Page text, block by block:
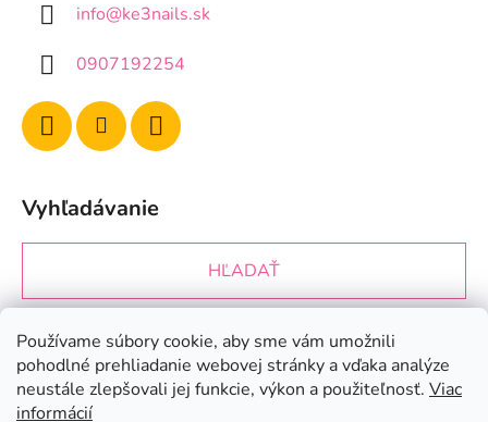
Používame súbory cookie, aby sme vám umožnili
pohodlné prehliadanie webovej stránky a vďaka analýze
neustále zlepšovali jej funkcie, výkon a použiteľnosť. Viac
informácií
info@ke3nails.sk
0907192254
Vyhľadávanie
HĽADAŤ
Prijímame online platby